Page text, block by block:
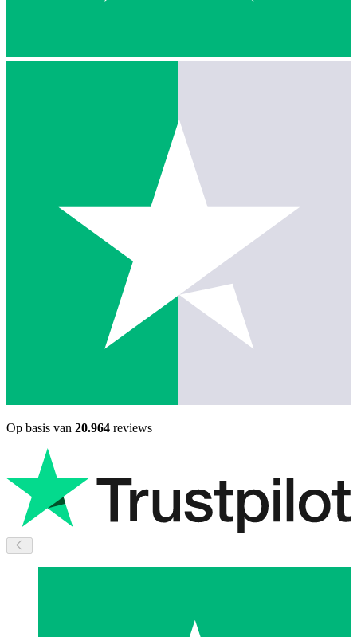
Op basis van 20.964 reviews